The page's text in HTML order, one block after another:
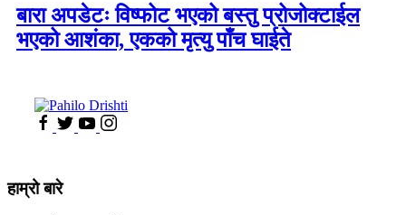
बारा अपडेटः विष्फोट भएको बस्तु प्रोजोक्टाईल
भएको आशंका, एकको मृत्यु पाँच घाईते
हाम्रो बारे